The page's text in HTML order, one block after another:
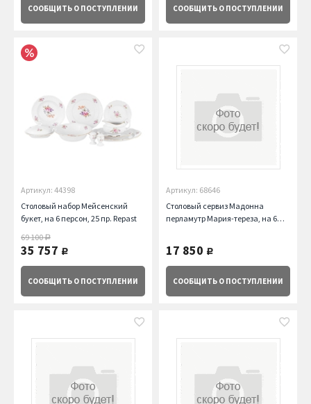
СООБЩИТЬ О ПОСТУПЛЕНИИ СООБЩИТЬ О ПОСТУПЛЕНИИ
Артикул: 44398
Столовый набор Мейсенский
букет, на 6 персон, 25 пр. Repast
69 100руб.
35 757 руб.
СООБЩИТЬ О ПОСТУПЛЕНИИ
Артикул: 68646
Столовый сервиз Мадонна
перламутр Мария-тереза, на 6
17 850 руб.
СООБЩИТЬ О ПОСТУПЛЕНИИ